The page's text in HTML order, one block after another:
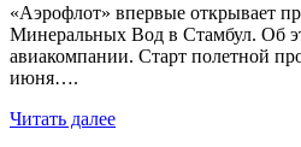
«Аэрофлот» впервые открывает
Минеральных Вод в Стамбул. Об
авиакомпании. Старт полетной
июня….
Читать далее